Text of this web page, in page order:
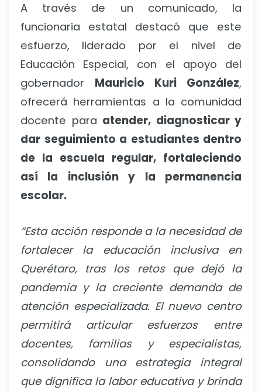
A través de un comunicado, la
funcionaria estatal destacó que este
esfuerzo, liderado por el nivel de
Educación Especial, con el apoyo del
gobernador Mauricio Kuri González,
ofrecerá herramientas a la comunidad
docente para atender, diagnosticar y
dar seguimiento a estudiantes dentro
de la escuela regular, fortaleciendo
así la inclusión y la permanencia
escolar.
“Esta acción responde a la necesidad de
fortalecer la educación inclusiva en
Querétaro, tras los retos que dejó la
pandemia y la creciente demanda de
atención especializada. El nuevo centro
permitirá articular esfuerzos entre
docentes, familias y especialistas,
consolidando una estrategia integral
que dignifica la labor educativa y brinda